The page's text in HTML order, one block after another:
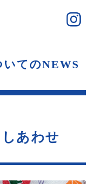
てのNEWS
あわせ